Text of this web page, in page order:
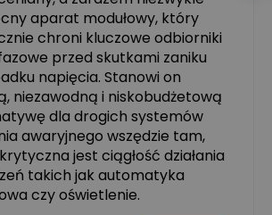
Ekspert ABB
Ekspert, ABB Zadaj pytanie
Michał Szulborski
Ekspert ETI - Dr inż. w
dziedzinie Aparatów
Elektrycznych / Senior
R&D Scientist / Product
Manager
Zadaj pytanie
Tomasz Dźwigała
Ekspert Menadżer
aparat modułowy, który
chroni kluczowe odbiorniki
przed skutkami zaniku
napięcia. Stanowi on
niezawodną i niskobudżetową
dla drogich systemów
awaryjnego wszędzie tam,
jest ciągłość działania
takich jak automatyka
czy oświetlenie.